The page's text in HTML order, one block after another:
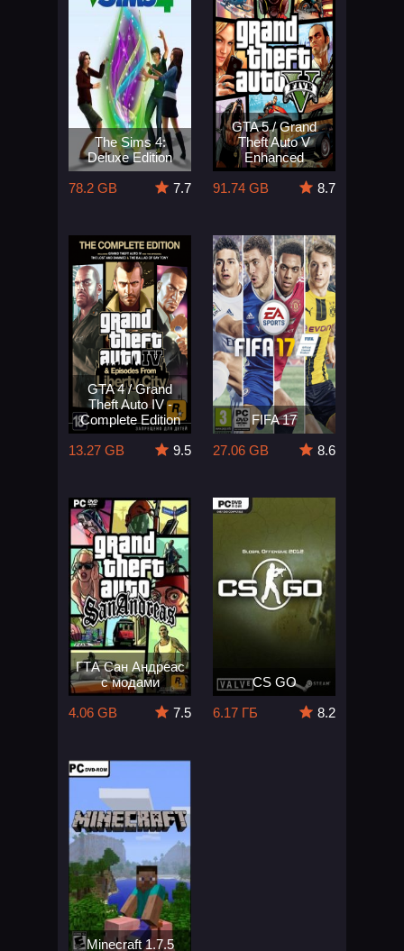
The Sims 4:
Deluxe Edition
78.2 GB
7.7
GTA 5 / Grand
Theft Auto V
Enhanced
91.74 GB
8.7
GTA 4 / Grand
Theft Auto IV -
Complete Edition
13.27 GB
9.5
FIFA 17
27.06 GB
8.6
ГТА Сан Андреас
с модами
4.06 GB
7.5
CS GO
6.17 ГБ
8.2
Minecraft 1.7.5